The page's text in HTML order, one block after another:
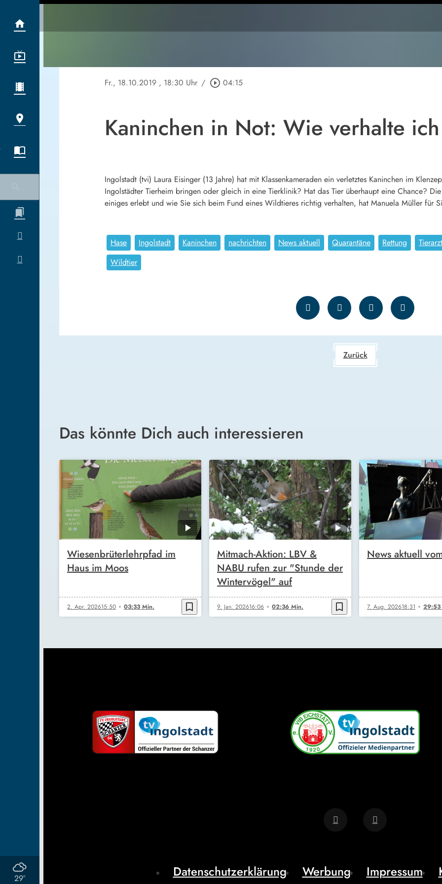
29°
Fr., 18.10.2019 , 18:30 Uhr / play_circle_outline 04:15
Kaninchen in Not: Wie verhalte
Ingolstadt (tvi) Laura Eisinger (13 Jahre) hat mit Klassenkameraden ein verletztes Kaninchen im
Ingolstädter Tierheim bringen oder gleich in eine Tierklinik? Hat das Tier überhaupt eine Chance?
einiges erlebt und wie Sie sich beim Fund eines Wildtieres richtig verhalten, hat Manuela Müller für
Hase Ingolstadt Kaninchen nachrichten News aktuell Quarantäne Rettung Tierarzt
Wildtier
Zurück
Das könnte Dich auch interessieren
Wiesenbrüterlehrpfad im
Haus im Moos
2. Apr. 202615:50 03:33 Min. bookmark_border
Mitmach-Aktion: LBV &
NABU rufen zur "Stunde der
Wintervögel" auf
9. Jan. 202616:06 02:36 Min. bookmark_border
News aktuell
7. Aug. 202618:31 29:53
Datenschutzerklärung Werbung Impressum